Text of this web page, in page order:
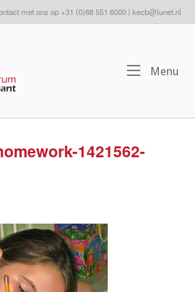
met ons op +31 (0)88 551 6000 | kecb@lunet.nl
Menu
1421562-